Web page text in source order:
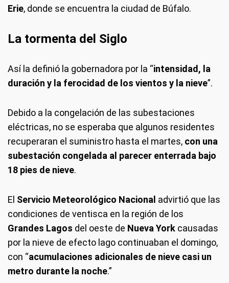
Erie, donde se encuentra la ciudad de Búfalo.
La tormenta del Siglo
Así la definió la gobernadora por la “intensidad, la
duración y la ferocidad de los vientos y la nieve”.
Debido a la congelación de las subestaciones
eléctricas, no se esperaba que algunos residentes
recuperaran el suministro hasta el martes, con una
subestación congelada al parecer enterrada bajo
18 pies de nieve.
El Servicio Meteorológico Nacional advirtió que las
condiciones de ventisca en la región de los
Grandes Lagos del oeste de Nueva York causadas
por la nieve de efecto lago continuaban el domingo,
con “acumulaciones adicionales de nieve casi un
metro durante la noche.”